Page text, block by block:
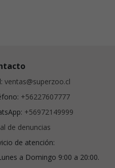
ventas@superzoo.cl
+56227607777
+56972149999
de denuncias
de atención:
a Domingo 9:00 a 20:00.